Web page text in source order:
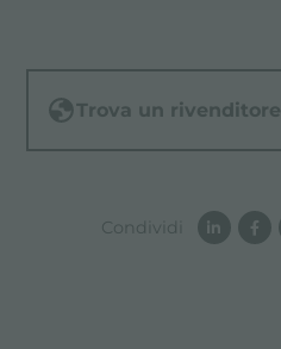
Trova un rivenditore
Condividi